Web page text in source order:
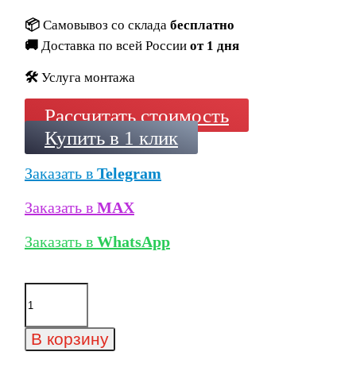
📦 Самовывоз со склада бесплатно
🚚 Доставка по всей России от 1 дня
🛠️ Услуга монтажа
Рассчитать стоимость
Купить в 1 клик
Заказать в Telegram
Заказать в MAX
Заказать в WhatsApp
Количество
товара
для
вентфасадов
В корзину